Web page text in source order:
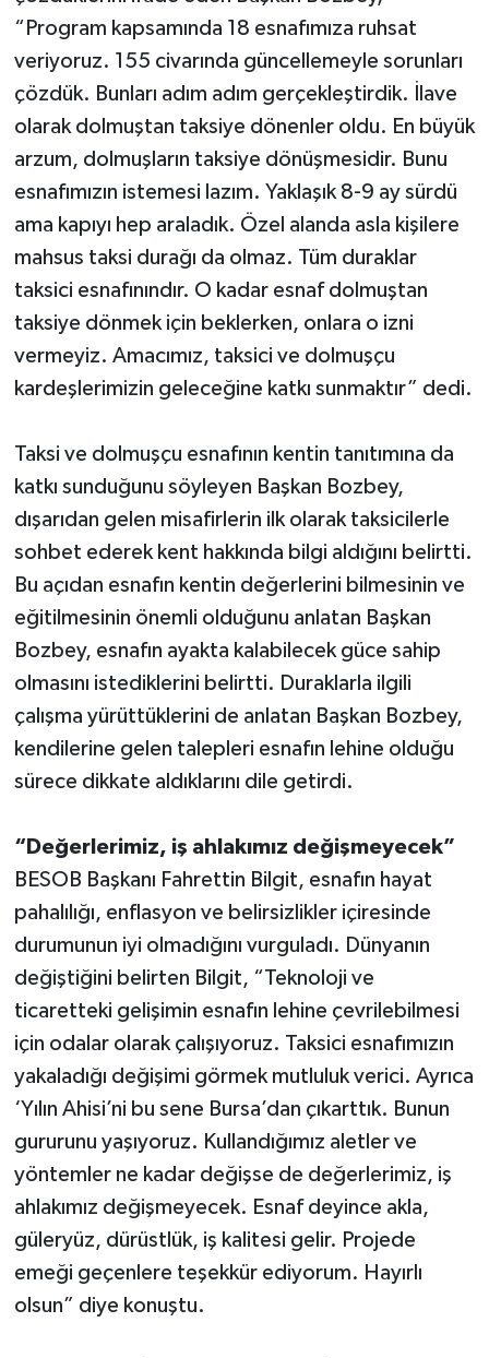
“Program kapsamında 18 esnafımıza ruhsat
veriyoruz. 155 civarında güncellemeyle sorunları
çözdük. Bunları adım adım gerçekleştirdik. İlave
olarak dolmuştan taksiye dönenler oldu. En büyük
arzum, dolmuşların taksiye dönüşmesidir. Bunu
esnafımızın istemesi lazım. Yaklaşık 8-9 ay sürdü
ama kapıyı hep araladık. Özel alanda asla kişilere
mahsus taksi durağı da olmaz. Tüm duraklar
taksici esnafınındır. O kadar esnaf dolmuştan
taksiye dönmek için beklerken, onlara o izni
vermeyiz. Amacımız, taksici ve dolmuşçu
kardeşlerimizin geleceğine katkı sunmaktır” dedi.
Taksi ve dolmuşçu esnafının kentin tanıtımına da
katkı sunduğunu söyleyen Başkan Bozbey,
dışarıdan gelen misafirlerin ilk olarak taksicilerle
sohbet ederek kent hakkında bilgi aldığını belirtti.
Bu açıdan esnafın kentin değerlerini bilmesinin ve
eğitilmesinin önemli olduğunu anlatan Başkan
Bozbey, esnafın ayakta kalabilecek güce sahip
olmasını istediklerini belirtti. Duraklarla ilgili
çalışma yürüttüklerini de anlatan Başkan Bozbey,
kendilerine gelen talepleri esnafın lehine olduğu
sürece dikkate aldıklarını dile getirdi.
“Değerlerimiz, iş ahlakımız değişmeyecek”
BESOB Başkanı Fahrettin Bilgit, esnafın hayat
pahalılığı, enflasyon ve belirsizlikler içiresinde
durumunun iyi olmadığını vurguladı. Dünyanın
değiştiğini belirten Bilgit, “Teknoloji ve
ticaretteki gelişimin esnafın lehine çevrilebilmesi
için odalar olarak çalışıyoruz. Taksici esnafımızın
yakaladığı değişimi görmek mutluluk verici. Ayrıca
‘Yılın Ahisi’ni bu sene Bursa’dan çıkarttık. Bunun
gururunu yaşıyoruz. Kullandığımız aletler ve
yöntemler ne kadar değişse de değerlerimiz, iş
ahlakımız değişmeyecek. Esnaf deyince akla,
güleryüz, dürüstlük, iş kalitesi gelir. Projede
emeği geçenlere teşekkür ediyorum. Hayırlı
olsun” diye konuştu.